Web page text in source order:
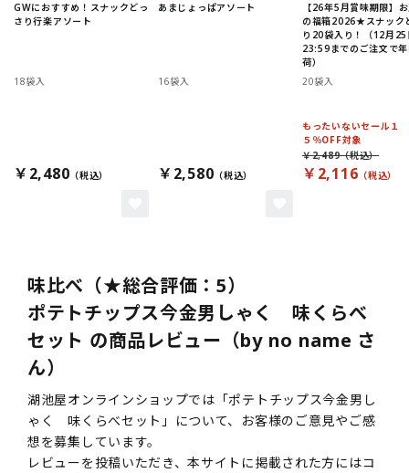
GWにおすすめ！スナックどっ
さり行楽アソート
18袋入
￥2,480
あまじょっぱアソート
16袋入
￥2,580
【26年5月賞味期限】
の福箱2026★スナック
り20袋入り！（12月25
23:59までのご注文で
荷）
20袋入
もったいないセール１
５％OFF対象
￥2,116
￥2,489
味比べ（★総合評価：5）
ポテトチップス今金男しゃく 味くらべ
セット の商品レビュー（by no name さ
ん）
湖池屋オンラインショップでは「ポテトチップス今金男し
ゃく 味くらべセット」について、お客様のご意見やご感
想を募集しています。
レビューを投稿いただき、本サイトに掲載された方にはコ